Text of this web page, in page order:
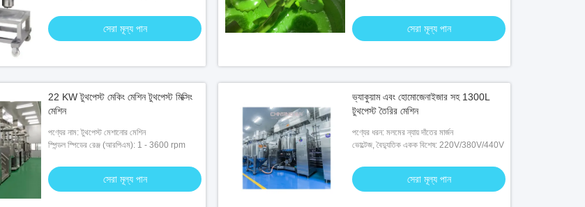
সেরা মূল্য পান সেরা মূল্য পান
22 KW টুথপেস্ট মেকিং মেশিন টুথপেস্ট মিক্সিং
মেশিন
পণ্যের নাম: টুথপেস্ট মেশানোর মেশিন
স্পিন্ডল স্পিডের রেঞ্জ (আরপিএম): 1 - 3600 rpm
সেরা মূল্য পান
ভ্যাকুয়াম এবং হোমোজেনাইজার সহ 1300L
টুথপেস্ট তৈরির মেশিন
পণ্যের ধরন: মলমের ন্যায় দাঁতের মার্জন
ভোল্টেজ, বৈদ্যুতিক একক বিশেষ: 220V/380V/440V
সেরা মূল্য পান